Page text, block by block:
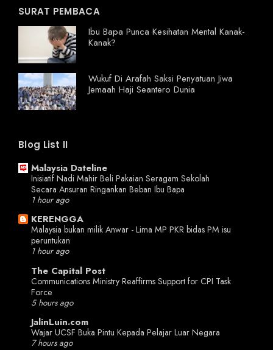
SURAT PEMBACA
Ibu Bapa Punca Kesihatan Mental Kanak-
Kanak?
Wukuf Di Arafah Saksi Penyatuan Jiwa
Jemaah Haji Seantero Dunia
Blog List II
Malaysia Dateline
Inisiatif Nadi Mahir Beli Pakaian Seragam Sekolah
Secara Ansuran Ringankan Beban Ibu Bapa
1 hour ago
KERENGGA
Malaysia bukan milik Anwar - Lima MP PKR bidas PM isu
peruntukan
1 hour ago
The Capital Post
Communications Ministry Reaffirms Support for CPI Task
Force
5 hours ago
JalinLuin.com
Wajar UCSF Buka Pintu Kepada Pelajar Luar Negara
7 hours ago